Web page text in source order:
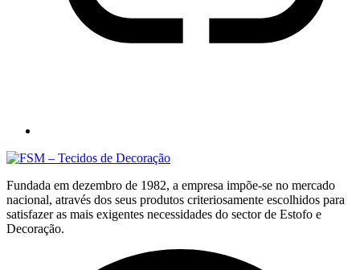
Fundada em dezembro de 1982, a empresa impõe-se no mercado
nacional, através dos seus produtos criteriosamente escolhidos para
satisfazer as mais exigentes necessidades do sector de Estofo e
Decoração.